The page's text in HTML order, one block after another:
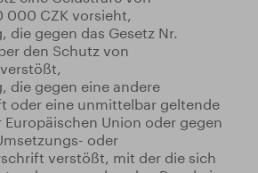
000 CZK vorsieht,
die gegen das Gesetz Nr.
den Schutz von
die gegen eine andere
oder eine unmittelbar geltende
Union oder gegen
oder
verstößt, mit der die sich